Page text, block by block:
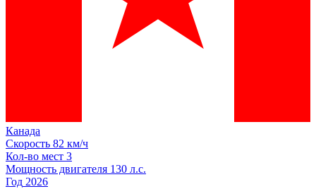
Канада
Скорость 82 км/ч
Кол-во мест 3
Мощность двигателя 130 л.с.
Год 2026